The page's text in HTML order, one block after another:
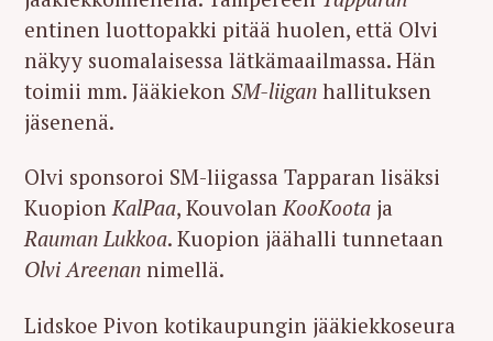
entinen luottopakki pitää huolen, että Olvi
näkyy suomalaisessa lätkämaailmassa. Hän
toimii mm. Jääkiekon SM-liigan hallituksen
jäsenenä.
Olvi sponsoroi SM-liigassa Tapparan lisäksi
KuopionKalPaa, KouvolanKooKoota ja
Rauman Lukkoa. Kuopion jäähalli tunnetaan
Olvi Areenan nimellä.
Lidskoe Pivon kotikaupungin jääkiekkoseura